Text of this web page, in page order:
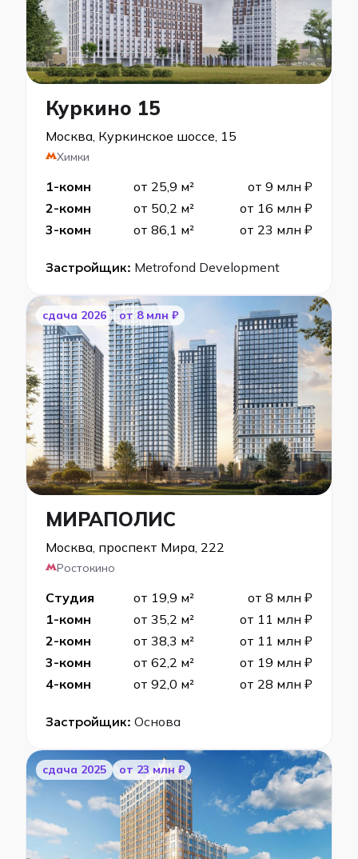
Куркино 15
Москва, Куркинское шоссе, 15
Химки
1-комн от 25,9 м²
от 9 млн ₽
2-комн
от 50,2 м²
от 16 млн ₽
3-комн
от 86,1 м² от 23 млн ₽
Застройщик: Metrofond Development
cдача 2026 от 8 млн ₽
МИРАПОЛИС
Москва, проспект Мира, 222
Ростокино
Студия от 19,9 м²
от 8 млн ₽
1-комн
от 35,2 м²
от 11 млн ₽
2-комн
от 38,3 м²
от 11 млн ₽
3-комн
от 62,2 м²
от 19 млн ₽
4-комн
от 92,0 м² от 28 млн ₽
Застройщик: Основа
cдача 2025 от 23 млн ₽